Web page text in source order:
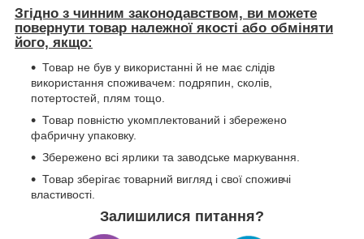
Згідно з чинним законодавством, ви можете
повернути товар належної якості або обміняти
його, якщо:
Товар не був у використанні й не має слідів
використання споживачем: подряпин, сколів,
потертостей, плям тощо.
Товар повністю укомплектований і збережено
фабричну упаковку.
Збережено всі ярлики та заводське маркування.
Товар зберігає товарний вигляд і свої споживчі
властивості.
Залишилися питання?